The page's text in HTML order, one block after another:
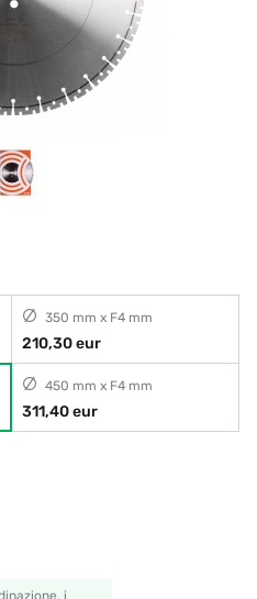
350 mm x F4 mm
210,30 eur
450 mm x F4 mm
311,40 eur
i